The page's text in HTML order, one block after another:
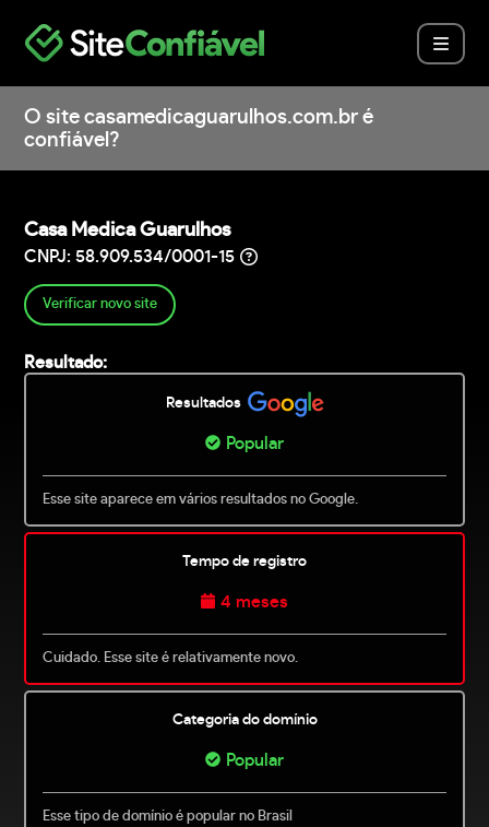
O site casamedicaguarulhos.com.br é
confiável?
Casa Medica Guarulhos
CNPJ: 58.909.534/0001-15
Verificar novo site
Resultado:
Resultados
Popular
Esse site aparece em vários resultados no Google.
Tempo de registro
4 meses
Cuidado. Esse site é relativamente novo.
Categoria do domínio
Popular
Esse tipo de domínio é popular no Brasil